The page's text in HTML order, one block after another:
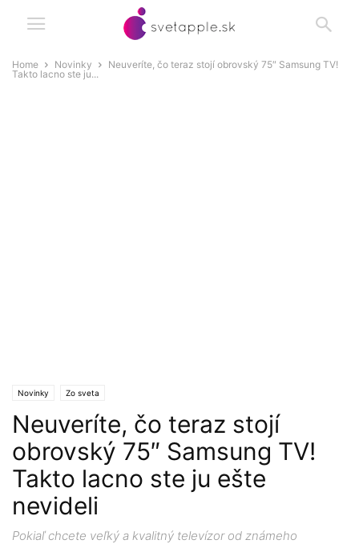
Home Novinky
Neuveríte, čo teraz stojí obrovský 75″ Samsung TV!
Takto lacno ste ju...
Novinky Zo sveta
Neuveríte, čo teraz stojí
obrovský 75″ Samsung TV!
Takto lacno ste ju ešte
nevideli
Pokiaľ chcete veľký a kvalitný televízor od známeho